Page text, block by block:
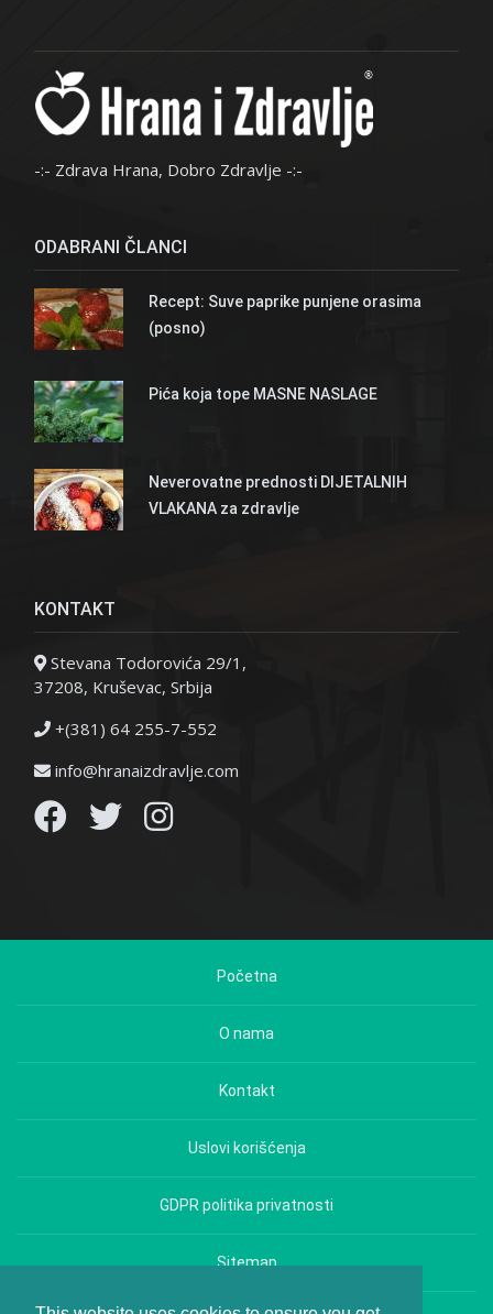
-:- Zdrava Hrana, Dobro Zdravlje -:-
ODABRANI ČLANCI
Recept: Suve paprike punjene orasima
(posno)
Pića koja tope MASNE NASLAGE
Neverovatne prednosti DIJETALNIH
VLAKANA za zdravlje
KONTAKT
Stevana Todorovića 29/1,
37208, Kruševac, Srbija
+(381) 64 255-7-552
info@hranaizdravlje.com
Početna
O nama
Kontakt
Uslovi korišćenja
GDPR politika privatnosti
Sitemap